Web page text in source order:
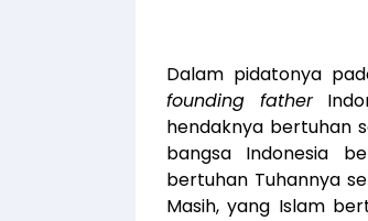
Dalam pidatonya
founding father
hendaknya bertuhan
bangsa Indonesia
bertuhan Tuhannya
Masih, yang Islam